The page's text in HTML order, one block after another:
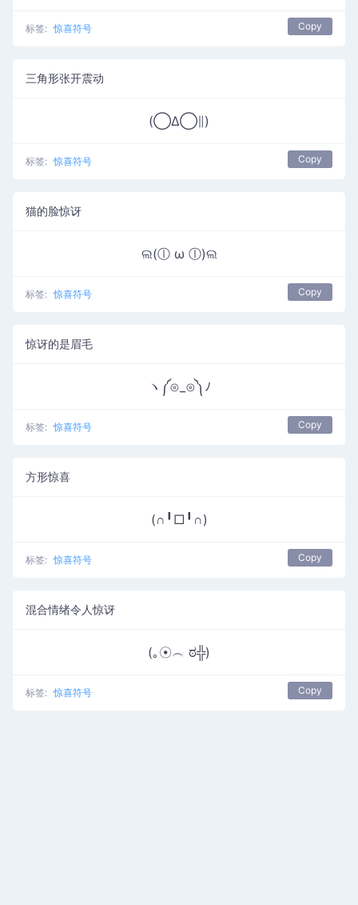
标签: 惊喜符号 Copy
三角形张开震动
(◯Δ◯∥)
标签: 惊喜符号 Copy
猫的脸惊讶
ଲ(ⓛ ω ⓛ)ଲ
标签: 惊喜符号 Copy
惊讶的是眉毛
ヽ༼⊙_⊙༽ﾉ
标签: 惊喜符号 Copy
方形惊喜
(∩╹□╹∩)
标签: 惊喜符号 Copy
混合情绪令人惊讶
(｡☉︵ ಠ╬)
标签: 惊喜符号 Copy